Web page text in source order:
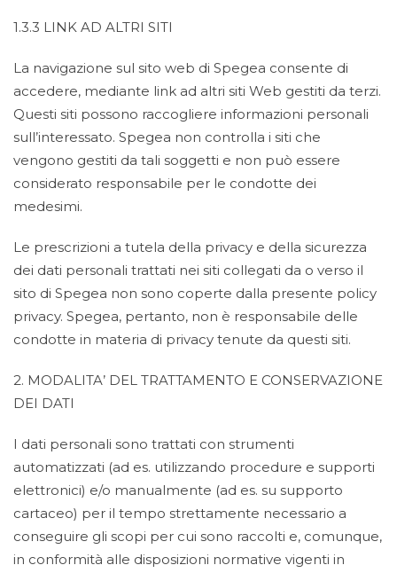
1.3.3 LINK AD ALTRI SITI
La navigazione sul sito web di Spegea consente di
accedere, mediante link ad altri siti Web gestiti da terzi.
Questi siti possono raccogliere informazioni personali
sull’interessato. Spegea non controlla i siti che
vengono gestiti da tali soggetti e non può essere
considerato responsabile per le condotte dei
medesimi.
Le prescrizioni a tutela della privacy e della sicurezza
dei dati personali trattati nei siti collegati da o verso il
sito di Spegea non sono coperte dalla presente policy
privacy. Spegea, pertanto, non è responsabile delle
condotte in materia di privacy tenute da questi siti.
2. MODALITA’ DEL TRATTAMENTO E CONSERVAZIONE
DEI DATI
I dati personali sono trattati con strumenti
automatizzati (ad es. utilizzando procedure e supporti
elettronici) e/o manualmente (ad es. su supporto
cartaceo) per il tempo strettamente necessario a
conseguire gli scopi per cui sono raccolti e, comunque,
in conformità alle disposizioni normative vigenti in